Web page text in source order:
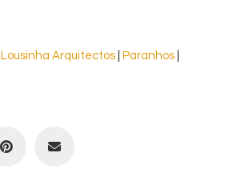
Lousinha Arquitectos Paranhos